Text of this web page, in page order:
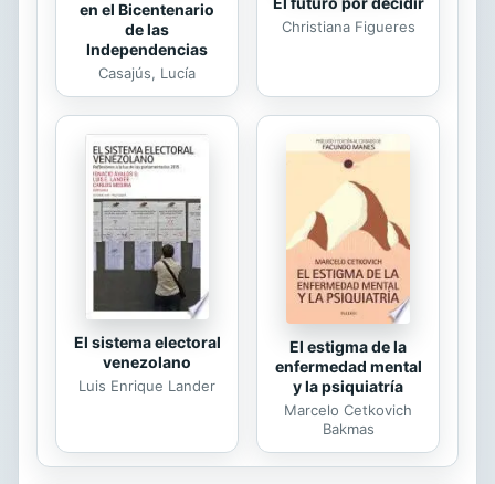
en el Bicentenario
de las
Independencias
Casajús, Lucía
Christiana Figueres
El sistema electoral
venezolano
Luis Enrique Lander
El estigma de la
enfermedad mental
y la psiquiatría
Marcelo Cetkovich
Bakmas